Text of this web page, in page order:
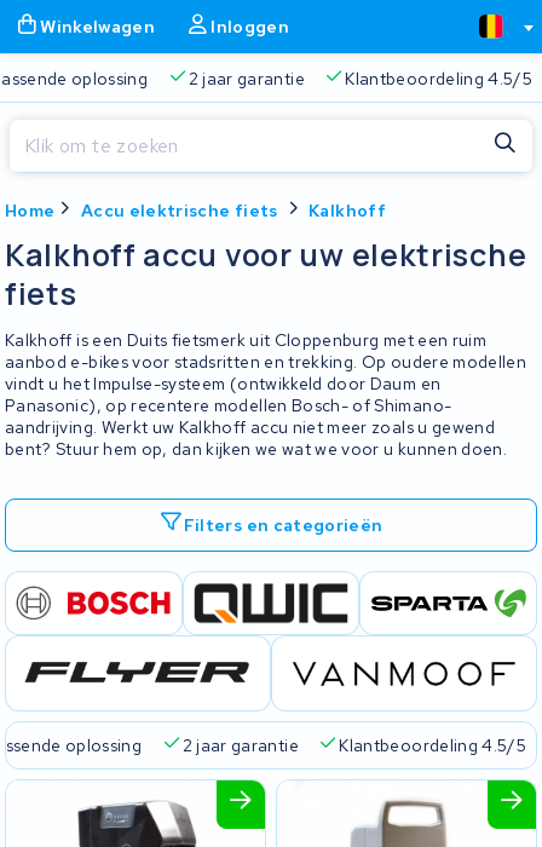
Winkelwagen Inloggen
oplossing 2 jaar garantie Klantbeoordeling 4.5/5
Home Accu elektrische fiets Kalkhoff
Kalkhoff accu voor uw elektrische
fiets
Kalkhoff is een Duits fietsmerk uit Cloppenburg met een ruim
aanbod e-bikes voor stadsritten en trekking. Op oudere modellen
vindt u het Impulse-systeem (ontwikkeld door Daum en
Panasonic), op recentere modellen Bosch- of Shimano-
aandrijving. Werkt uw Kalkhoff accu niet meer zoals u gewend
bent? Stuur hem op, dan kijken we wat we voor u kunnen doen.
Filters en categorieën
oplossing 2 jaar garantie Klantbeoordeling 4.5/5
Gratis verzending Altijd een passende oplossing 2
Sluiten
Begin te typen in de zoekbalk om te zoeken